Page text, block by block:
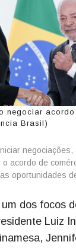
negociar
Brasil)
acordo de
oportunidades
dos focos
Luiz